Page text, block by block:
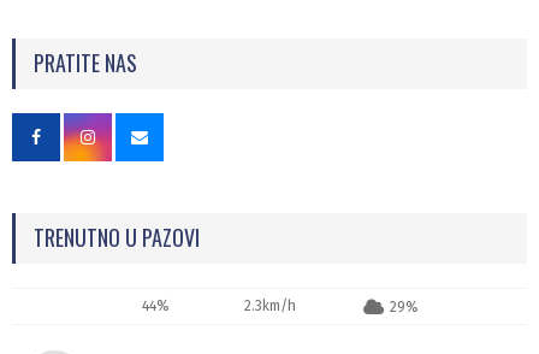
PRATITE NAS
TRENUTNO U PAZOVI
44% 2.3km/h 29%